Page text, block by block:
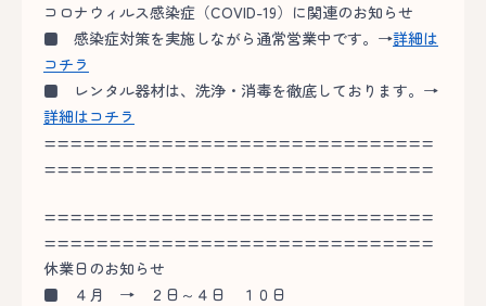
コロナウィルス感染症（COVID-19）に関連のお知らせ
■ 感染症対策を実施しながら通常営業中です。→詳細は
コチラ
■ レンタル器材は、洗浄・消毒を徹底しております。→
詳細はコチラ
==============================
==============================
==============================
==============================
休業日のお知らせ
■ ４月 → ２日～４日 １０日